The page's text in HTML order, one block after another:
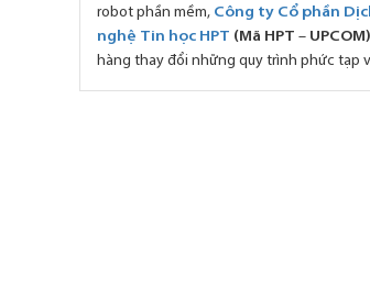
robot phần mềm, Công ty Cổ phần
nghệ Tin học HPT (Mã HPT – UPCOM)
hàng thay đổi những quy trình phức tạp